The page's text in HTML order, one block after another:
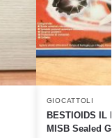
GIOCATTOLI
BESTIOIDS IL
MISB Sealed